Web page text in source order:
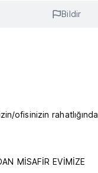
Bildir
ofisinizin rahatlığında
MİSAFİR EVİMİZE